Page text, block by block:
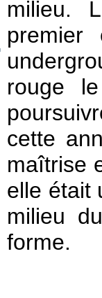
milieu.
rouge
cette
maîtrise
elle était
milieu